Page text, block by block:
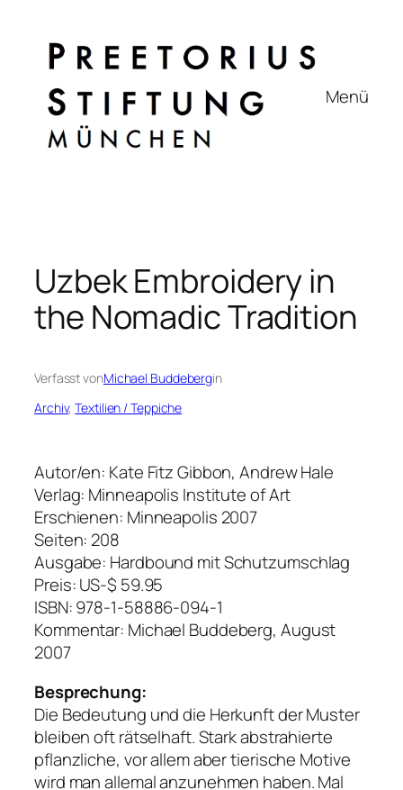
springen
Menü
Uzbek Embroidery in
the Nomadic Tradition
Verfasst vonMichael Buddebergin
Archiv, Textilien / Teppiche
Autor/en: Kate Fitz Gibbon, Andrew Hale
Verlag: Minneapolis Institute of Art
Erschienen: Minneapolis 2007
Seiten: 208
Ausgabe: Hardbound mit Schutzumschlag
Preis: US-$ 59.95
ISBN: 978-1-58886-094-1
Kommentar: Michael Buddeberg, August
2007
Besprechung:
Die Bedeutung und die Herkunft der Muster
bleiben oft rätselhaft. Stark abstrahierte
pflanzliche, vor allem aber tierische Motive
wird man allemal anzunehmen haben. Mal